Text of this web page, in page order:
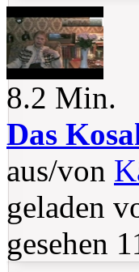
8.2 Min.
Das
aus/von
geladen
gesehen